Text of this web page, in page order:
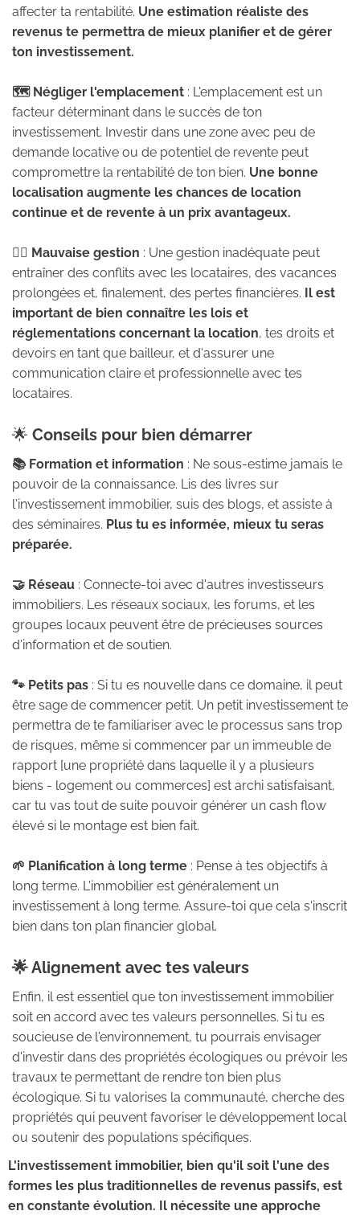
affecter ta rentabilité. Une estimation réaliste des
revenus te permettra de mieux planifier et de gérer
ton investissement.
🗺️ Négliger l'emplacement : L'emplacement est un
facteur déterminant dans le succès de ton
investissement. Investir dans une zone avec peu de
demande locative ou de potentiel de revente peut
compromettre la rentabilité de ton bien. Une bonne
localisation augmente les chances de location
continue et de revente à un prix avantageux.
🤷‍♀️ Mauvaise gestion : Une gestion inadéquate peut
entraîner des conflits avec les locataires, des vacances
prolongées et, finalement, des pertes financières. Il est
important de bien connaître les lois et
réglementations concernant la location, tes droits et
devoirs en tant que bailleur, et d'assurer une
communication claire et professionnelle avec tes
locataires.
🌟 Conseils pour bien démarrer
📚 Formation et information : Ne sous-estime jamais le
pouvoir de la connaissance. Lis des livres sur
l'investissement immobilier, suis des blogs, et assiste à
des séminaires. Plus tu es informée, mieux tu seras
préparée.
🤝 Réseau : Connecte-toi avec d'autres investisseurs
immobiliers. Les réseaux sociaux, les forums, et les
groupes locaux peuvent être de précieuses sources
d'information et de soutien.
🐾 Petits pas : Si tu es nouvelle dans ce domaine, il peut
être sage de commencer petit. Un petit investissement te
permettra de te familiariser avec le processus sans trop
de risques, même si commencer par un immeuble de
rapport [une propriété dans laquelle il y a plusieurs
biens - logement ou commerces] est archi satisfaisant,
car tu vas tout de suite pouvoir générer un cash flow
élevé si le montage est bien fait.
🌱 Planification à long terme : Pense à tes objectifs à
long terme. L'immobilier est généralement un
investissement à long terme. Assure-toi que cela s'inscrit
bien dans ton plan financier global.
🌟 Alignement avec tes valeurs
Enfin, il est essentiel que ton investissement immobilier
soit en accord avec tes valeurs personnelles. Si tu es
soucieuse de l'environnement, tu pourrais envisager
d'investir dans des propriétés écologiques ou prévoir les
travaux te permettant de rendre ton bien plus
écologique. Si tu valorises la communauté, cherche des
propriétés qui peuvent favoriser le développement local
ou soutenir des populations spécifiques.
L'investissement immobilier, bien qu'il soit l'une des
formes les plus traditionnelles de revenus passifs, est
en constante évolution. Il nécessite une approche